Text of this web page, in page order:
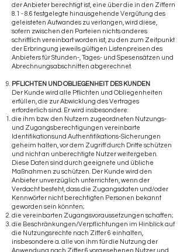
der Anbieter berechtigt ist, eine über die in den Ziffern
8.1 - 8.6 festgelegte hinausgehende Vergütung des
geleisteten Aufwandes zu verlangen, wird diese,
sofern zwischen den Parteien nichts anderes
schriftlich vereinbart worden ist, zu den zum Zeitpunkt
der Erbringung jeweils gültigen Listenpreisen des
Anbieters für Stunden-, Tages- und Spesensätzen und
Abrechnungsabschnitten abgerechnet.
PFLICHTEN UND OBLIEGENHEIT DES KUNDEN
​Der Kunde wird alle Pflichten und Obliegenheiten
erfüllen, die zur Abwicklung des Vertrages
erforderlich sind. Er wird insbesondere:
die ihm bzw. den Nutzern zugeordneten Nutzungs-
und Zugangsberechtigungen vereinbarte
Identifikationsund Authentifikations-Sicherungen
geheim halten, vor dem Zugriff durch Dritte schützen
und nicht an unberechtigte Nutzer weitergeben.
Diese Daten sind durch geeignete und übliche
Maßnahmen zu schützen. Der Kunde wird den
Anbieter unverzüglich unterrichten, wenn der
Verdacht besteht, dass die Zugangsdaten und/oder
Kennwörter nicht berechtigten Personen bekannt
geworden sein könnten;
die vereinbarten Zugangsvoraussetzungen schaffen;
die Beschränkungen/Verpflichtungen im Hinblick auf
die Nutzungsrechte nach Ziffer 6 einhalten,
insbesondere a. alle von ihm für die Nutzung der
Anwendung nach Ziffer 6 vorgesehenen Nutzer und